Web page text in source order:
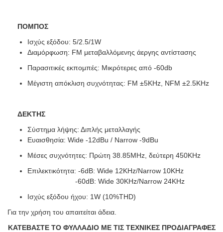
ΠΟΜΠΟΣ
Ισχύς εξόδου: 5/2.5/1W
Διαμόρφωση: FM μεταβαλλόμενης άεργης αντίστασης
Παρασιτικές εκπομπές: Μικρότερες από -60db
Μέγιστη απόκλιση συχνότητας: FM ±5KHz, NFM ±2.5KHz
ΔΕΚΤΗΣ
Σύστημα λήψης: Διπλής μεταλλαγής
Ευαισθησία: Wide -12dBu / Narrow -9dBu
Μέσες συχνότητες: Πρώτη 38.85MHz, δεύτερη 450KHz
Επιλεκτικότητα: -6dB: Wide 12KHz/Narrow 10KHz
-60dB: Wide 30KHz/Narrow 24KHz
Ισχύς εξόδου ήχου: 1W (10%THD)
Για την χρήση του απαιτείται άδεια.
ΚΑΤΕΒΑΣΤΕ ΤΟ ΦΥΛΛΑΔΙΟ ΜΕ ΤΙΣ ΤΕΧΝΙΚΕΣ ΠΡΟΔΙΑΓΡΑΦΕΣ